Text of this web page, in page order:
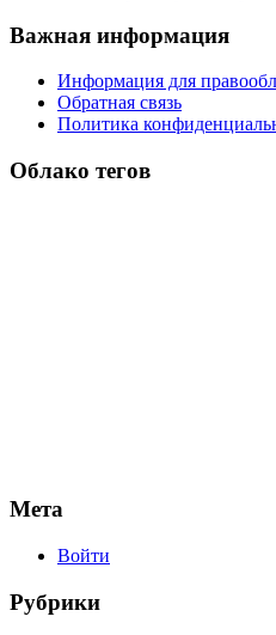
Важная информация
Информация для
Обратная связь
Политика
Облако тегов
Мета
Войти
Рубрики